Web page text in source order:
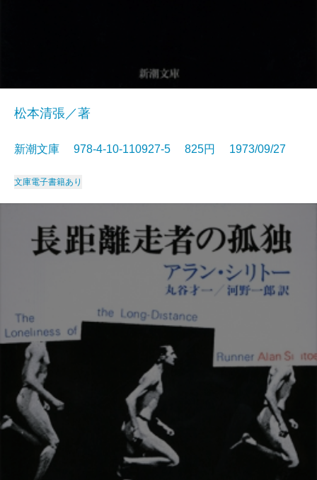
松本清張／著
新潮文庫 978-4-10-110927-5 825円 1973/09/27
文庫電子書籍あり